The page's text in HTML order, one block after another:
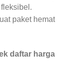
paket hemat
daftar harga